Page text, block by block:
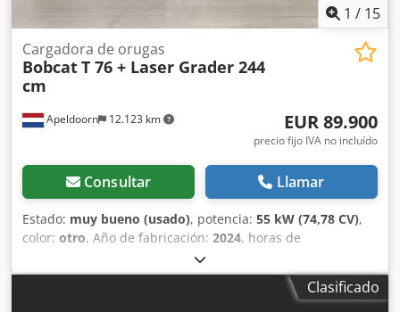
1 / 15
Apeldoorn 12.123 km
Cargadora de orugas
BobcatT 76 + Laser Grader 244
cm
EUR 89.900
precio fijo IVA no incluído
Consultar Llamar
Estado: muy bueno (usado), potencia: 55 kW (74,78 CV),
color: otro, Año de fabricación: 2024, horas de
, Equipamiento:
acondicionado, Año de fabricación: 2024 Peso en vacío:
4.898 kg Tipo de chasis: rígido Dirección: fija Marca del
Clasificado